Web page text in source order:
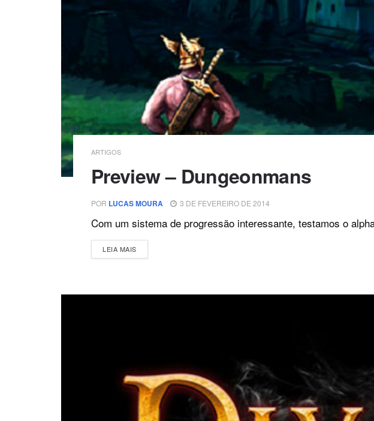
ARTIGOS
Preview – Dungeonmans
POR LUCAS MOURA 3 DE FEVEREIRO DE 2014
Com um sistema de progressão interessante, testamos o
LEIA MAISDETAILS